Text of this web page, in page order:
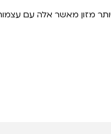
יותר מזון מאשר אלה עם